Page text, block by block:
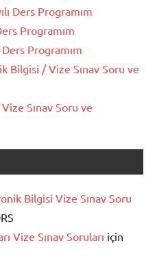
Ders Programım
Programım
Programım
Bilgisi / Vize Sınav Soru ve
Sınav Soru ve
Bilgisi Vize Sınav Soru
Vize Sınav Soruları için